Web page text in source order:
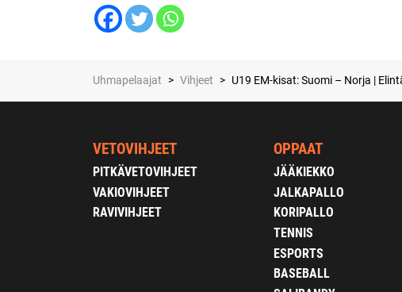
Uhmapelaajat > Vihjeet > U19 EM-kisat: Suomi – Norja |
VETOVIHJEET
PITKÄVETOVIHJEET
VAKIOVIHJEET
RAVIVIHJEET
OPPAAT
JÄÄKIEKKO
JALKAPALLO
KORIPALLO
TENNIS
ESPORTS
BASEBALL